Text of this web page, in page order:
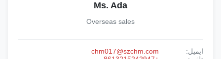
Ms. Ada
Overseas sales
ایمیل:
chm017@szchm.com